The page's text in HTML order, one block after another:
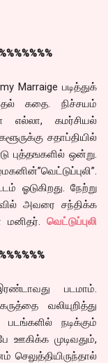
Marraige படித்துக்
கதை. நிச்சயம்
எல்லா, கமர்சியல்
சதாப்தியில்
புத்தஙகளில் ஒன்று.
ஓடுகிறது. நேற்று
அவரை சந்திக்க
மனிதர். வெட்டுப்புலி
படமாம்.
வலியுறித்து
நடிக்கும்
ஊகிக்க முடிவதும்,